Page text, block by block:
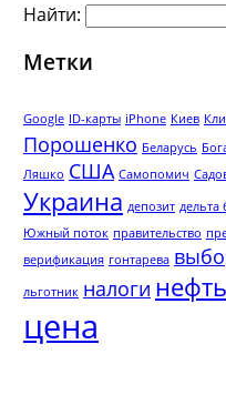
Найти:
Метки
Google ID-карты iPhone Киев
Порошенко Беларусь
Ляшко США Самопомич
Украина депозит дельта
Южный поток правительство
верификация гонтарева
льготник налоги нефть
цена